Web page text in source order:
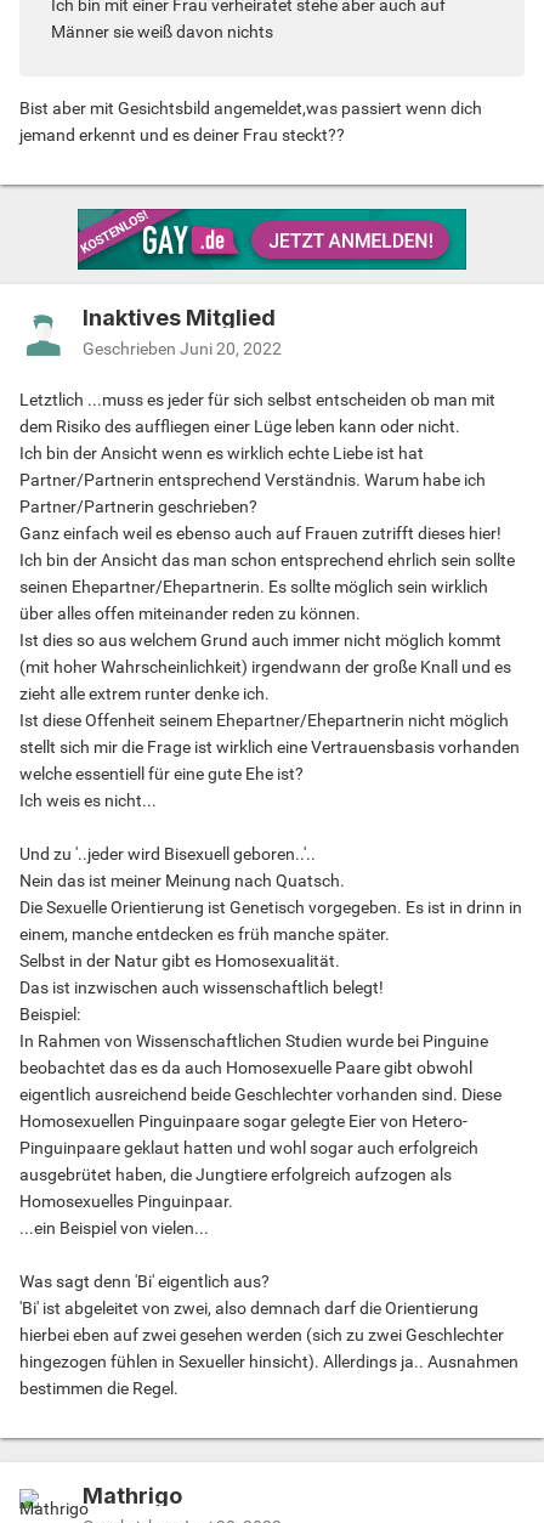
Ich bin mit einer Frau verheiratet stehe aber auch auf
Männer sie weiß davon nichts
Bist aber mit Gesichtsbild angemeldet,was passiert wenn dich
jemand erkennt und es deiner Frau steckt??
Inaktives Mitglied
Geschrieben Juni 20, 2022
Letztlich ...muss es jeder für sich selbst entscheiden ob man mit
dem Risiko des auffliegen einer Lüge leben kann oder nicht.
Ich bin der Ansicht wenn es wirklich echte Liebe ist hat
Partner/Partnerin entsprechend Verständnis. Warum habe ich
Partner/Partnerin geschrieben?
Ganz einfach weil es ebenso auch auf Frauen zutrifft dieses hier!
Ich bin der Ansicht das man schon entsprechend ehrlich sein sollte
seinen Ehepartner/Ehepartnerin. Es sollte möglich sein wirklich
über alles offen miteinander reden zu können.
Ist dies so aus welchem Grund auch immer nicht möglich kommt
(mit hoher Wahrscheinlichkeit) irgendwann der große Knall und es
zieht alle extrem runter denke ich.
Ist diese Offenheit seinem Ehepartner/Ehepartnerin nicht möglich
stellt sich mir die Frage ist wirklich eine Vertrauensbasis vorhanden
welche essentiell für eine gute Ehe ist?
Ich weis es nicht...
Und zu '..jeder wird Bisexuell geboren..'..
Nein das ist meiner Meinung nach Quatsch.
Die Sexuelle Orientierung ist Genetisch vorgegeben. Es ist in drinn in
einem, manche entdecken es früh manche später.
Selbst in der Natur gibt es Homosexualität.
Das ist inzwischen auch wissenschaftlich belegt!
Beispiel:
In Rahmen von Wissenschaftlichen Studien wurde bei Pinguine
beobachtet das es da auch Homosexuelle Paare gibt obwohl
eigentlich ausreichend beide Geschlechter vorhanden sind. Diese
Homosexuellen Pinguinpaare sogar gelegte Eier von Hetero-
Pinguinpaare geklaut hatten und wohl sogar auch erfolgreich
ausgebrütet haben, die Jungtiere erfolgreich aufzogen als
Homosexuelles Pinguinpaar.
...ein Beispiel von vielen...
Was sagt denn 'Bi' eigentlich aus?
'Bi' ist abgeleitet von zwei, also demnach darf die Orientierung
hierbei eben auf zwei gesehen werden (sich zu zwei Geschlechter
hingezogen fühlen in Sexueller hinsicht). Allerdings ja.. Ausnahmen
bestimmen die Regel.
Mathrigo